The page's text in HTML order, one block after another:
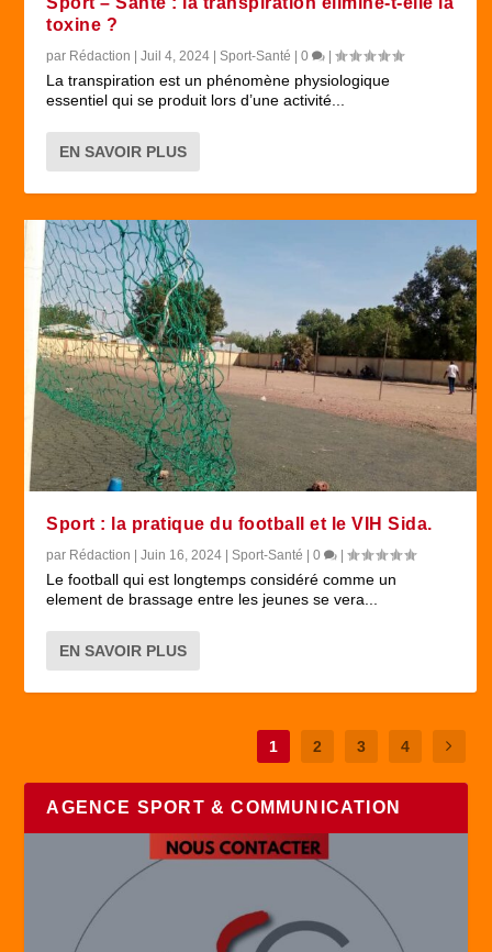
toxine ?
par Rédaction |Juil 4, 2024 |Sport-Santé |0 |
La transpiration est un phénomène physiologique
essentiel qui se produit lors d’une activité...
EN SAVOIR PLUS
Sport : la pratique du football et le VIH Sida.
par Rédaction |Juin 16, 2024 |Sport-Santé |0 |
Le football qui est longtemps considéré comme un
element de brassage entre les jeunes se vera...
EN SAVOIR PLUS
1 2 3 4
AGENCE SPORT & COMMUNICATION